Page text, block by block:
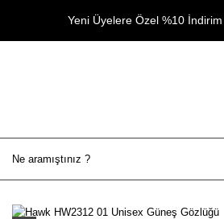
Yeni Üyelere Özel %10